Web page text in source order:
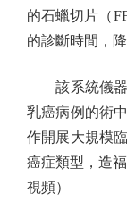
的石蠟切片（
的診斷時間，
該系統儀器
乳癌病例的術
作開展大規模
癌症類型，造
視頻）